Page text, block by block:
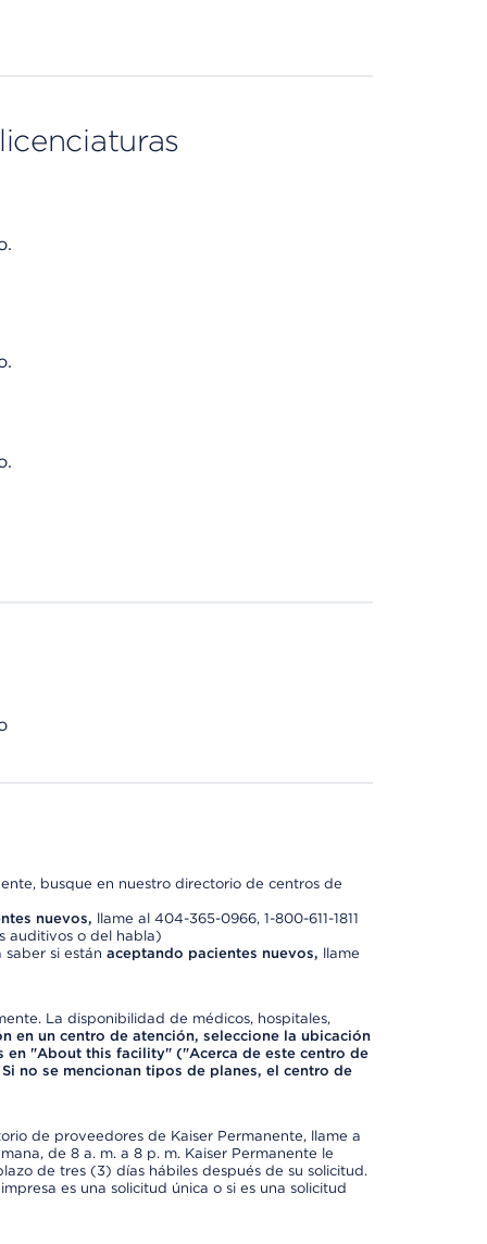
busque en nuestro directorio de centros de
nuevos, llame al 404-365-0966, 1-800-611-1811
auditivos o del habla)
si están aceptando pacientes nuevos, llame
La disponibilidad de médicos, hospitales,
en un centro de atención, seleccione la ubicación
"About this facility" ("Acerca de este centro de
no se mencionan tipos de planes, el centro de
de proveedores de Kaiser Permanente, llame a
de 8 a. m. a 8 p. m. Kaiser Permanente le
de tres (3) días hábiles después de su solicitud.
es una solicitud única o si es una solicitud